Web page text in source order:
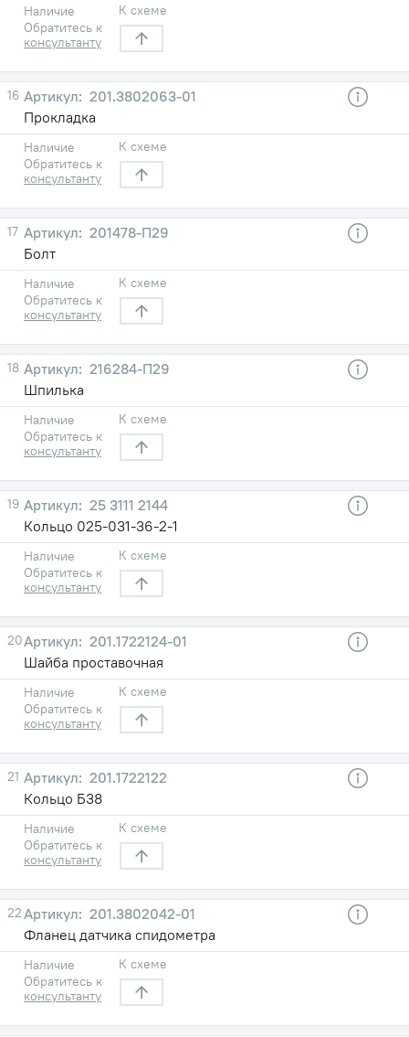
Наличие
Обратитесь к
консультанту
К схеме
16
201.3802063-01
Прокладка
Наличие
Обратитесь к
консультанту
К схеме
17
201478-П29
Болт
Наличие
Обратитесь к
консультанту
К схеме
18
216284-П29
Шпилька
Наличие
Обратитесь к
консультанту
К схеме
19
25 3111 2144
Кольцо 025-031-36-2-1
Наличие
Обратитесь к
консультанту
К схеме
20
201.1722124-01
Шайба проставочная
Наличие
Обратитесь к
консультанту
К схеме
21
201.1722122
Кольцо Б38
Наличие
Обратитесь к
консультанту
К схеме
22
201.3802042-01
Фланец датчика спидометра
Наличие
Обратитесь к
консультанту
К схеме